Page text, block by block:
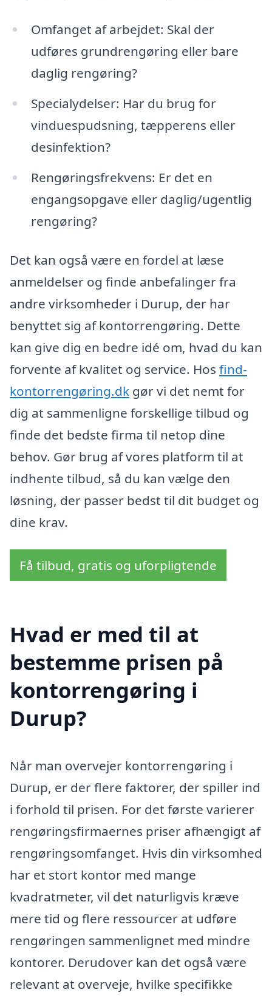
Omfanget af arbejdet: Skal der
udføres grundrengøring eller bare
daglig rengøring?
Specialydelser: Har du brug for
vinduespudsning, tæpperens eller
desinfektion?
Rengøringsfrekvens: Er det en
engangsopgave eller daglig/ugentlig
rengøring?
Det kan også være en fordel at læse
anmeldelser og finde anbefalinger fra
andre virksomheder i Durup, der har
benyttet sig af kontorrengøring. Dette
kan give dig en bedre idé om, hvad du kan
forvente af kvalitet og service. Hos find-
kontorrengøring.dk gør vi det nemt for
dig at sammenligne forskellige tilbud og
finde det bedste firma til netop dine
behov. Gør brug af vores platform til at
indhente tilbud, så du kan vælge den
løsning, der passer bedst til dit budget og
dine krav.
Få tilbud, gratis og uforpligtende
Hvad er med til at
bestemme prisen på
kontorrengøring i
Durup?
Når man overvejer kontorrengøring i
Durup, er der flere faktorer, der spiller ind
i forhold til prisen. For det første varierer
rengøringsfirmaernes priser afhængigt af
rengøringsomfanget. Hvis din virksomhed
har et stort kontor med mange
kvadratmeter, vil det naturligvis kræve
mere tid og flere ressourcer at udføre
rengøringen sammenlignet med mindre
kontorer. Derudover kan det også være
relevant at overveje, hvilke specifikke